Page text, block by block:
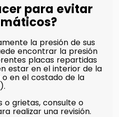
para evitar
la presión de sus
encontrar la presión
placas repartidas
estar en el interior de la
en el costado de la
o grietas, consulte o
realizar una revisión.